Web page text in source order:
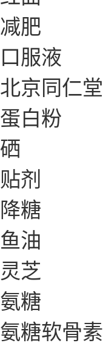
减肥
口服液
北京同仁堂
蛋白粉
硒
贴剂
降糖
鱼油
灵芝
氨糖
氨糖软骨素